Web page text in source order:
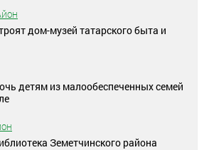
дом-музей татарского быта и
детям из малообеспеченных семей
Земетчинского района